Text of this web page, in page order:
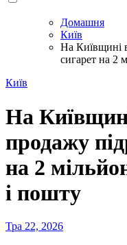
Домашня
Київ
На Київщині
сигарет на 2
Київ
На
продажу
на 2
і пошту
Тра 22, 2026